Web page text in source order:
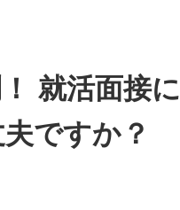
就活面接
ですか？